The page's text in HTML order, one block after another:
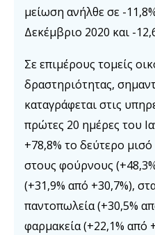
μείωση ανήλθε σε -
Δεκέμβριο 2020 και -
Σε επιμέρους τομείς
δραστηριότητας,
καταγράφεται στις
πρώτες 20 ημέρες του
+78,8% το δεύτερο
στους φούρνους
(+31,9% από +30,7%),
παντοπωλεία (+30,5%
φαρμακεία (+22,1% από